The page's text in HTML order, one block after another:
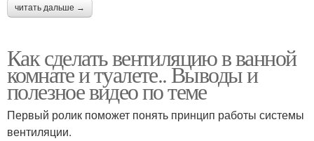
читать дальше →
Как сделать вентиляцию в ванной
комнате и туалете.. Выводы и
полезное видео по теме
Первый ролик поможет понять принцип работы системы
вентиляции.